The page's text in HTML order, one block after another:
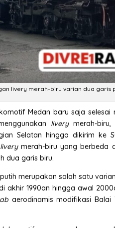
livery merah-biru varian dua garis
Medan baru saja
liverymerah-biru,
Selatan hingga dikirim ke
liverymerah-biru yang berbeda
dua garis biru.
merupakan salah satu
akhir 1990an hingga awal
aerodinamis modifikasi Balai